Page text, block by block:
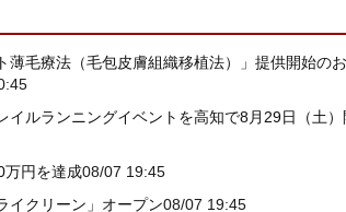
毛療法（毛包皮膚組織移植法）」提供開始の
イルランニングイベントを高知で8月29日（土
万円を達成08/07 19:45
イクリーン」オープン08/07 19:45